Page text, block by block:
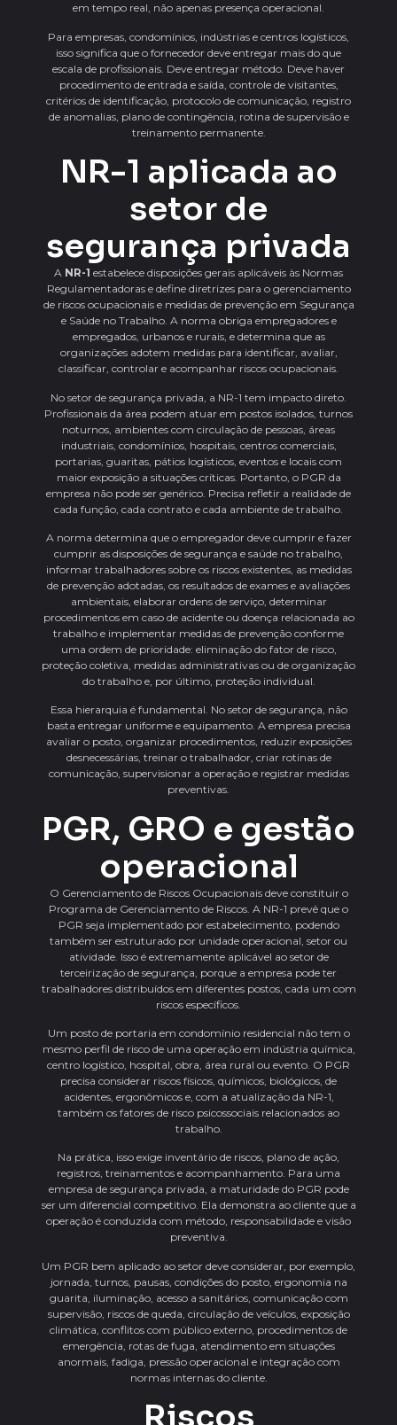
em tempo real, não apenas presença operacional.
Para empresas, condomínios, indústrias e centros logísticos,
isso significa que o fornecedor deve entregar mais do que
escala de profissionais. Deve entregar método. Deve haver
procedimento de entrada e saída, controle de visitantes,
critérios de identificação, protocolo de comunicação, registro
de anomalias, plano de contingência, rotina de supervisão e
treinamento permanente.
NR-1 aplicada ao
setor de
segurança privada
A NR-1 estabelece disposições gerais aplicáveis às Normas
Regulamentadoras e define diretrizes para o gerenciamento
de riscos ocupacionais e medidas de prevenção em Segurança
e Saúde no Trabalho. A norma obriga empregadores e
empregados, urbanos e rurais, e determina que as
organizações adotem medidas para identificar, avaliar,
classificar, controlar e acompanhar riscos ocupacionais.
No setor de segurança privada, a NR-1 tem impacto direto.
Profissionais da área podem atuar em postos isolados, turnos
noturnos, ambientes com circulação de pessoas, áreas
industriais, condomínios, hospitais, centros comerciais,
portarias, guaritas, pátios logísticos, eventos e locais com
maior exposição a situações críticas. Portanto, o PGR da
empresa não pode ser genérico. Precisa refletir a realidade de
cada função, cada contrato e cada ambiente de trabalho.
A norma determina que o empregador deve cumprir e fazer
cumprir as disposições de segurança e saúde no trabalho,
informar trabalhadores sobre os riscos existentes, as medidas
de prevenção adotadas, os resultados de exames e avaliações
ambientais, elaborar ordens de serviço, determinar
procedimentos em caso de acidente ou doença relacionada ao
trabalho e implementar medidas de prevenção conforme
uma ordem de prioridade: eliminação do fator de risco,
proteção coletiva, medidas administrativas ou de organização
do trabalho e, por último, proteção individual.
Essa hierarquia é fundamental. No setor de segurança, não
basta entregar uniforme e equipamento. A empresa precisa
avaliar o posto, organizar procedimentos, reduzir exposições
desnecessárias, treinar o trabalhador, criar rotinas de
comunicação, supervisionar a operação e registrar medidas
preventivas.
PGR, GRO e gestão
operacional
O Gerenciamento de Riscos Ocupacionais deve constituir o
Programa de Gerenciamento de Riscos. A NR-1 prevê que o
PGR seja implementado por estabelecimento, podendo
também ser estruturado por unidade operacional, setor ou
atividade. Isso é extremamente aplicável ao setor de
terceirização de segurança, porque a empresa pode ter
trabalhadores distribuídos em diferentes postos, cada um com
riscos específicos.
Um posto de portaria em condomínio residencial não tem o
mesmo perfil de risco de uma operação em indústria química,
centro logístico, hospital, obra, área rural ou evento. O PGR
precisa considerar riscos físicos, químicos, biológicos, de
acidentes, ergonômicos e, com a atualização da NR-1,
também os fatores de risco psicossociais relacionados ao
trabalho.
Na prática, isso exige inventário de riscos, plano de ação,
registros, treinamentos e acompanhamento. Para uma
empresa de segurança privada, a maturidade do PGR pode
ser um diferencial competitivo. Ela demonstra ao cliente que a
operação é conduzida com método, responsabilidade e visão
preventiva.
Um PGR bem aplicado ao setor deve considerar, por exemplo,
jornada, turnos, pausas, condições do posto, ergonomia na
guarita, iluminação, acesso a sanitários, comunicação com
supervisão, riscos de queda, circulação de veículos, exposição
climática, conflitos com público externo, procedimentos de
emergência, rotas de fuga, atendimento em situações
anormais, fadiga, pressão operacional e integração com
normas internas do cliente.
Riscos